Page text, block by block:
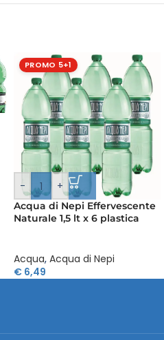
PROMO 5+1
- +
Acqua di Nepi Effervescente
Naturale 1,5 lt x 6 plastica
Acqua, Acqua di Nepi
€ 6,49